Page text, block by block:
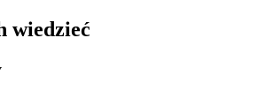
wiedzieć